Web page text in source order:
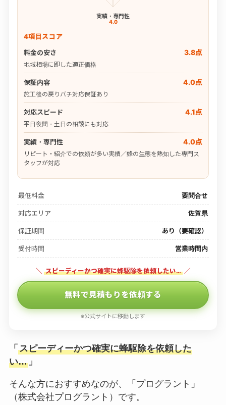
実績・専門性
4.0
4項目スコア
料金の安さ
3.8点
地域相場に即した適正価格
保証内容 4.0点
施工後の戻りバチ対応保証あり
対応スピード 4.1点
平日夜間・土日の相談にも対応
実績・専門性 4.0点
リピート・紹介での依頼が多い実績／蜂の生態を熟知した専門ス
タッフが対応
最低料金 要問合せ
対応エリア 佐賀県
保証期間 あり（要確認）
受付時間 営業時間内
＼ スピーディーかつ確実に蜂駆除を依頼したい… ／
無料で見積もりを依頼する
※公式サイトに移動します
「 スピーディーかつ確実に蜂駆除を依頼した
い…」
そんな方におすすめなのが、「プログラント」
（株式会社プログラント）です。